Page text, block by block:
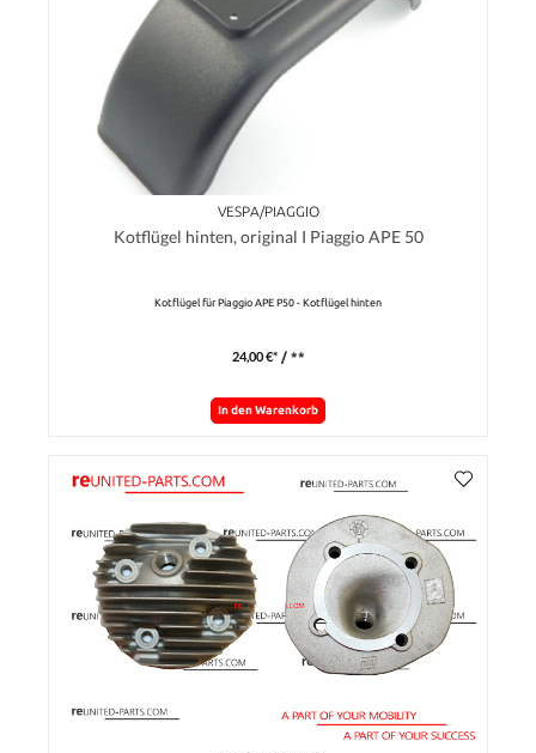
VESPA/PIAGGIO
Kotflügel hinten, original I Piaggio APE 50
Kotflügel für Piaggio APE P50 - Kotflügel hinten
24,00 €* / **
In den Warenkorb